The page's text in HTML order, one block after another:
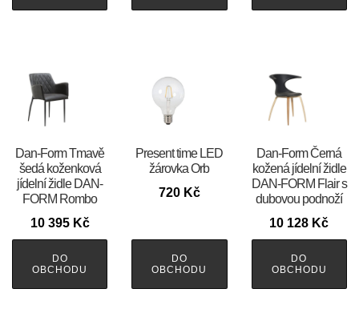
​​​​​Dan-Form Tmavě
šedá koženková
jídelní židle DAN-
FORM Rombo
10 395 Kč
DO
OBCHODU
Present time LED
žárovka Orb
720 Kč
DO
OBCHODU
​​​​​Dan-Form Černá
kožená jídelní židle
DAN-FORM Flair s
dubovou podnoží
10 128 Kč
DO
OBCHODU